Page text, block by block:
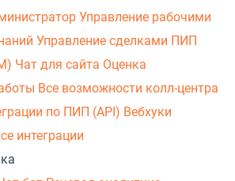
Управление рабочими
Управление сделками ПИП
Чат для сайта Оценка
Все возможности колл-центра
по ПИП (API) Вебхуки
интеграции